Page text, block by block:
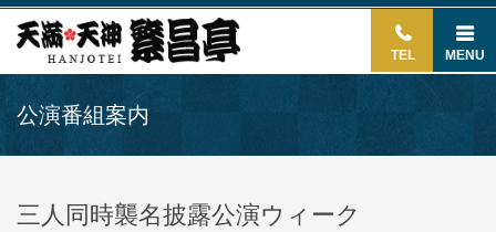
TEL MENU
公演番組案内
三人同時襲名披露公演ウィーク